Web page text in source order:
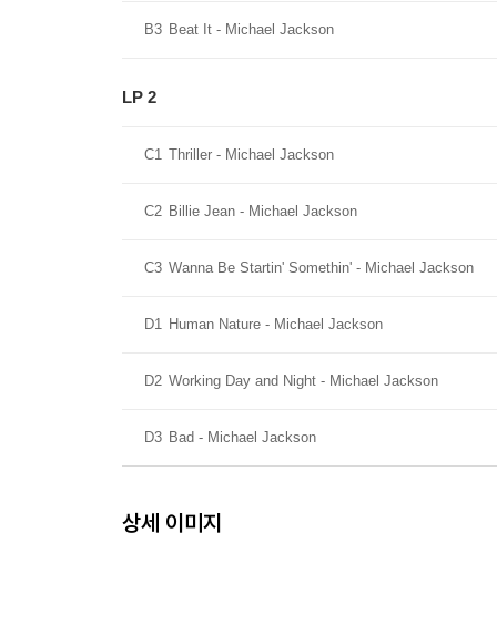
B3 Beat It - Michael Jackson
LP 2
C1 Thriller - Michael Jackson
C2 Billie Jean - Michael Jackson
C3 Wanna Be Startin' Somethin' - Michael Jackson
D1 Human Nature - Michael Jackson
D2 Working Day and Night - Michael Jackson
D3 Bad - Michael Jackson
상세 이미지